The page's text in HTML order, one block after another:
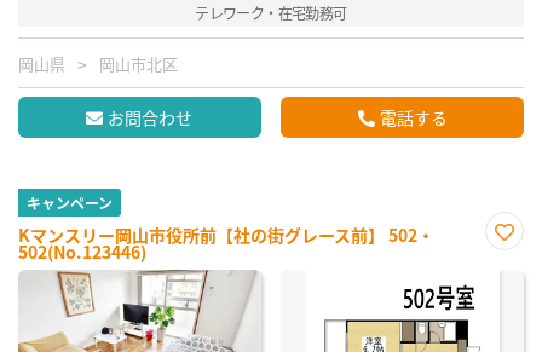
テレワーク・在宅勤務可
岡山県 岡山市北区
お問合わせ 電話する
キャンペーン
Kマンスリー岡山市役所前【社の街グレース前】 502・
502(No.123446)
に入